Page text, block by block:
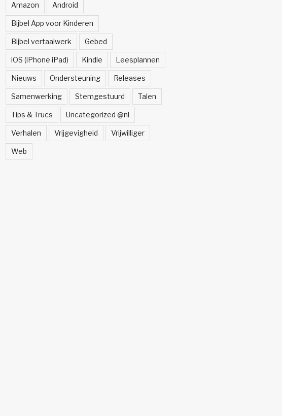
Amazon Android
Bijbel App voor Kinderen
Bijbel vertaalwerk Gebed
iOS (iPhone iPad) Kindle Leesplannen
Nieuws Ondersteuning Releases
Samenwerking Stemgestuurd Talen
Tips & Trucs Uncategorized @nl
Verhalen Vrijgevigheid Vrijwilliger
Web